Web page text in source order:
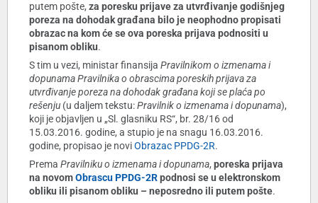
putem pošte, za poresku prijave za utvrđivanje godišnjeg
poreza na dohodak građana bilo je neophodno propisati
obrazac na kom će se ova poreska prijava podnositi u
pisanom obliku.
S tim u vezi, ministar finansija Pravilnikom o izmenama i
dopunamaPravilnika o obrascima poreskih prijava za
utvrđivanje poreza na dohodak građana koji se plaća po
rešenju (u daljem tekstu:Pravilnik o izmenama i dopunama),
koji je objavljen u „Sl. glasniku RS“, br. 28/16 od
15.03.2016. godine, a stupio je na snagu 16.03.2016.
godine, propisao je noviObrazac PPDG-2R.
Prema Pravilniku o izmenama i dopunama, poreska prijava
na novomObrascu PPDG-2Rpodnosi se u elektronskom
obliku ili pisanom obliku – neposredno ili putem pošte.